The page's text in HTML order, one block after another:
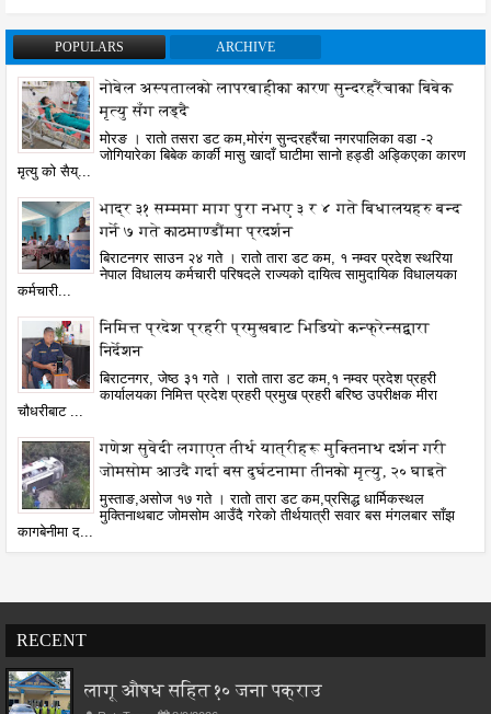
POPULARS ARCHIVE
नोबेल अस्पतालको लापरबाहीका कारण सुन्दरहरैंचाका बिबेक
मृत्यु सँग लड्दै
मोरङ । रातो तसरा डट कम,मोरंग सुन्दरहरैंचा नगरपालिका वडा -२
जोगियारेका बिबेक कार्की मासु खादाँ घाटीमा सानो हड्डी अड्किएका कारण
मृत्यु को सैय्...
भाद्र ३१ सम्ममा माग पुरा नभए ३ र ४ गते बिधालयहरु बन्द
गर्ने ७ गते काठमाण्डौंमा प्रदर्शन
बिराटनगर साउन २४ गते । रातो तारा डट कम, १ नम्वर प्रदेश स्थरिया
नेपाल विधालय कर्मचारी परिषदले राज्यको दायित्व सामुदायिक विधालयका
कर्मचारी...
निमित्त प्रदेश प्रहरी प्रमुखबाट भिडियो कन्फ्रेन्सद्वारा
निर्देशन
बिराटनगर, जेष्ठ ३१ गते । रातो तारा डट कम,१ नम्वर प्रदेश प्रहरी
कार्यालयका निमित्त प्रदेश प्रहरी प्रमुख प्रहरी बरिष्ठ उपरीक्षक मीरा
चौधरीबाट ...
गणेश सुवेदी लगाएत तीर्थ यात्रीहरू मुक्तिनाथ दर्शन गरी
जोमसोम आउदै गर्दा बस दुर्घटनामा तीनको मृत्यु, २० घाइते
मुस्ताङ,असोज १७ गते । रातो तारा डट कम,प्रसिद्ध धार्मिकस्थल
मुक्तिनाथबाट जोमसोम आउँदै गरेको तीर्थयात्री सवार बस मंगलबार साँझ
कागबेनीमा द...
RECENT
लागू औषध सहित १० जना पक्राउ